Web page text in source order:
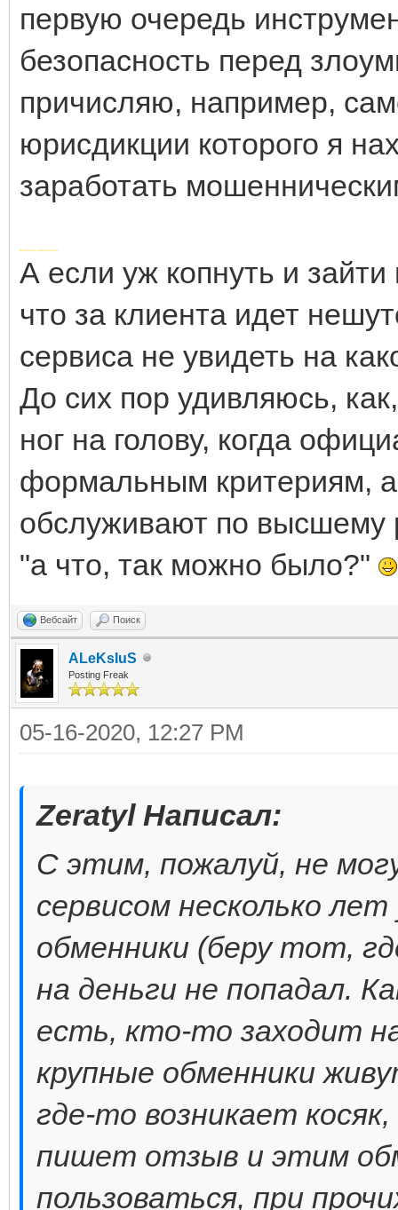
первую очередь
безопасность перед
причисляю, например,
юрисдикции которого я
заработать
Добавлено через 3 минуты
А если уж копнуть и
что за клиента идет
сервиса не увидеть на
До сих пор удивляюсь,
ног на голову, когда
формальным критериям,
обслуживают по высшему
"а что, так можно было?"
Вебсайт Поиск
ALeKsIuS
Posting Freak
05-16-2020, 12:27 PM
Zeratyl Написал:
С этим, пожалуй, не
сервисом несколько
обменники (беру тот,
на деньги не попадал.
есть, кто-то заходит
крупные обменники
где-то возникает
пишет отзыв и этим
пользоваться, при